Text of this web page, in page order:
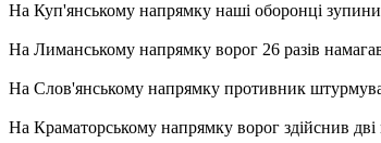
На Куп'янському напрямку наші оборонці
На Лиманському напрямку ворог 26 разів
На Слов'янському напрямку противник
На Краматорському напрямку ворог здійснив